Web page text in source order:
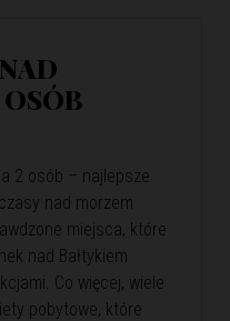
2 osób – najlepsze
nad morzem
miejsca, które
nad Bałtykiem
Co więcej, wiele
pobytowe, które